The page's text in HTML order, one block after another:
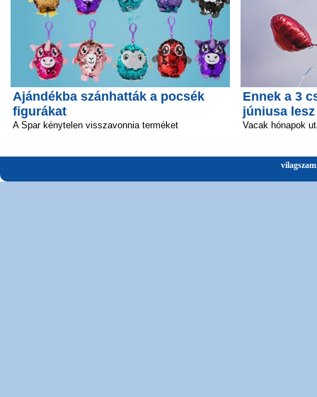
Ajándékba szánhatták a pocsék
figurákat
A Spar kénytelen visszavonnia terméket
Ennek a 3
júniusa lesz
Vacak hónapok